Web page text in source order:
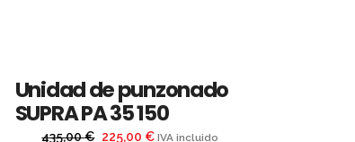
OFERTA
Unidad de punzonado
SUPRA PA 35 150
435,00€ El
225,00 €ElIVA incluido